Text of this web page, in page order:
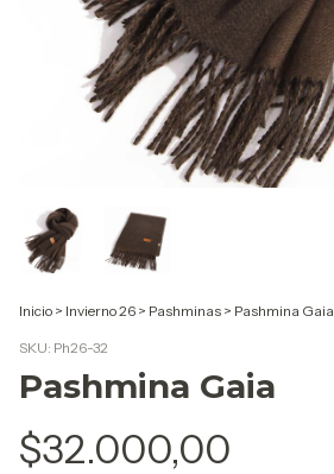
Inicio > Invierno 26 > Pashminas > Pashmina Gaia
SKU: Ph26-32
Pashmina Gaia
$32.000,00